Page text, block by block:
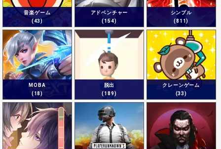
音楽ゲーム
(43)
アドベンチャー
(154)
シンプル
(811)
MOBA
(18)
脱出
(189)
クレーンゲーム
(33)